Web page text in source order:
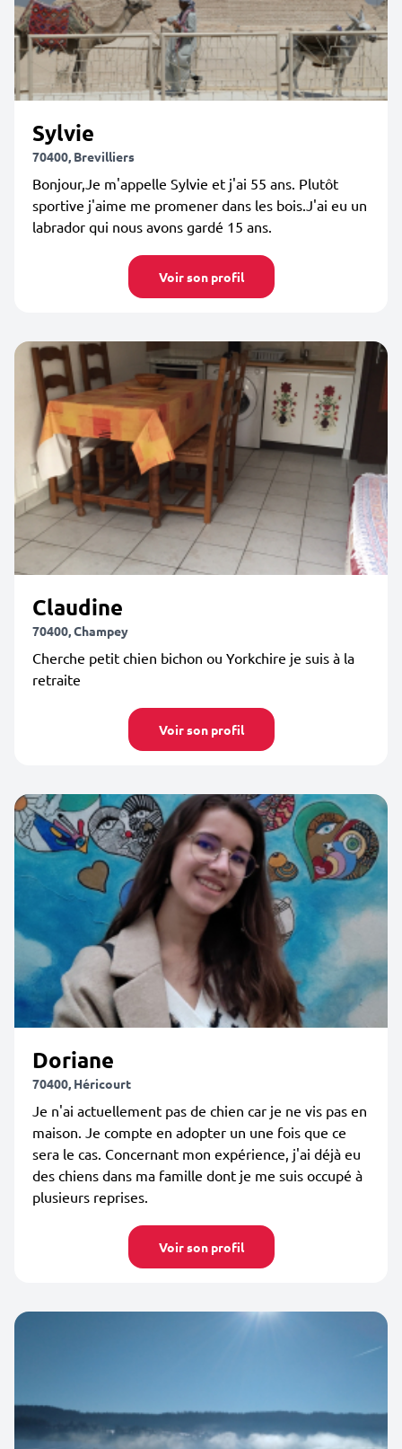
Sylvie
70400, Brevilliers
Bonjour,Je m'appelle Sylvie et j'ai 55 ans. Plutôt
sportive j'aime me promener dans les bois.J'ai eu un
labrador qui nous avons gardé 15 ans.
Voir son profil
Claudine
70400, Champey
Cherche petit chien bichon ou Yorkchire je suis à la
retraite
Voir son profil
Doriane
70400, Héricourt
Je n'ai actuellement pas de chien car je ne vis pas en
maison. Je compte en adopter un une fois que ce
sera le cas. Concernant mon expérience, j'ai déjà eu
des chiens dans ma famille dont je me suis occupé à
plusieurs reprises.
Voir son profil